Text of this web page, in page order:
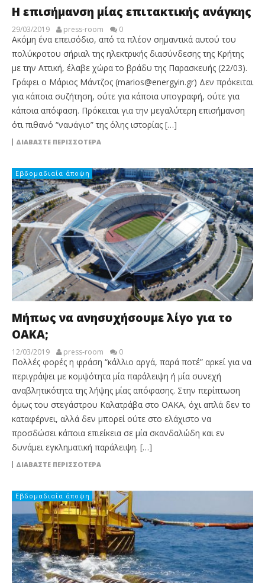
Η επισήμανση μίας επιτακτικής ανάγκης
29/03/2019 press-room 0
Ακόμη ένα επεισόδιο, από τα πλέον σημαντικά αυτού του
πολύκροτου σήριαλ της ηλεκτρικής διασύνδεσης της Κρήτης
με την Αττική, έλαβε χώρα το βράδυ της Παρασκευής (22/03).
Γράφει ο Μάριος Μάντζος (marios@energyin.gr) Δεν πρόκειται
για κάποια συζήτηση, ούτε για κάποια υπογραφή, ούτε για
κάποια απόφαση. Πρόκειται για την μεγαλύτερη επισήμανση
ότι πιθανό “ναυάγιο” της όλης ιστορίας […]
ΔΙΑΒΆΣΤΕ ΠΕΡΙΣΣΌΤΕΡΑ
Εβδομαδιαία άποψη
Μήπως να ανησυχήσουμε λίγο για το
ΟΑΚΑ;
12/03/2019 press-room 0
Πολλές φορές η φράση “κάλλιο αργά, παρά ποτέ” αρκεί για να
περιγράψει με κομψότητα μία παράλειψη ή μία συνεχή
αναβλητικότητα της λήψης μίας απόφασης. Στην περίπτωση
όμως του στεγάστρου Καλατράβα στο ΟΑΚΑ, όχι απλά δεν το
καταφέρνει, αλλά δεν μπορεί ούτε στο ελάχιστο να
προσδώσει κάποια επιείκεια σε μία σκανδαλώδη και εν
δυνάμει εγκληματική παράλειψη. […]
ΔΙΑΒΆΣΤΕ ΠΕΡΙΣΣΌΤΕΡΑ
Εβδομαδιαία άποψη